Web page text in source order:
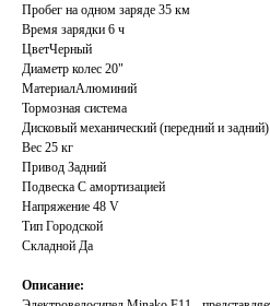
Пробег на одном заряде 35 км
Время зарядки 6 ч
ЦветЧерный
Диаметр колес 20"
МатериалАлюминий
Тормозная система
Дисковый механический (передний и задний)
Вес 25 кг
Привод Задний
Подвеска С амортизацией
Напряжение 48 V
Тип Городской
Складной Да
Описание: